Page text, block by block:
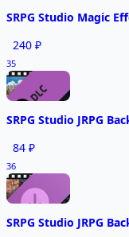
SRPG Studio Magic
240 ₽
35
SRPG Studio JRPG
84 ₽
36
SRPG Studio JRPG